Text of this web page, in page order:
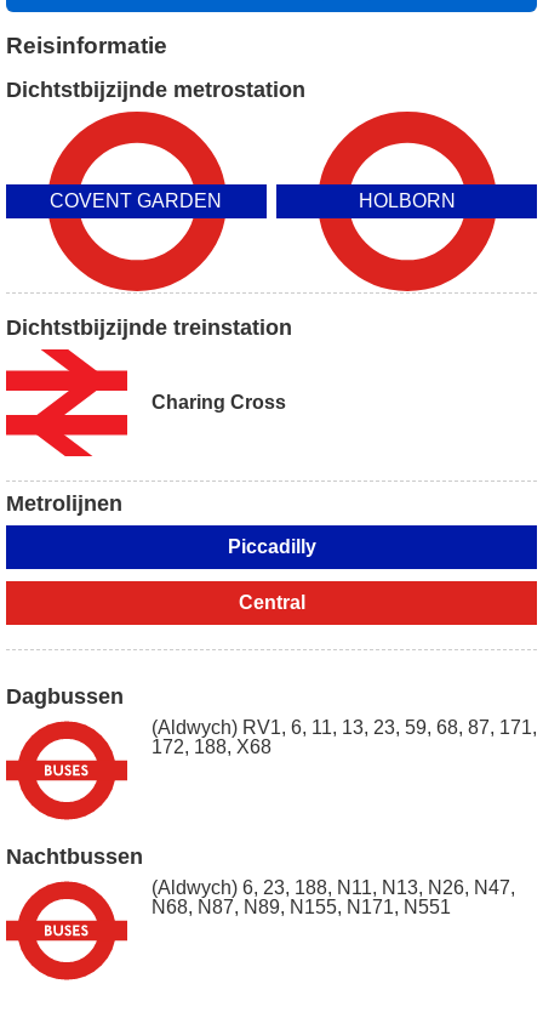
Reisinformatie
Dichtstbijzijnde metrostation
COVENT GARDEN HOLBORN
Dichtstbijzijnde treinstation
Charing Cross
Metrolijnen
Piccadilly
Central
Dagbussen
(Aldwych) RV1, 6, 11, 13, 23, 59, 68, 87, 171,
172, 188, X68
Nachtbussen
(Aldwych) 6, 23, 188, N11, N13, N26, N47,
N68, N87, N89, N155, N171, N551